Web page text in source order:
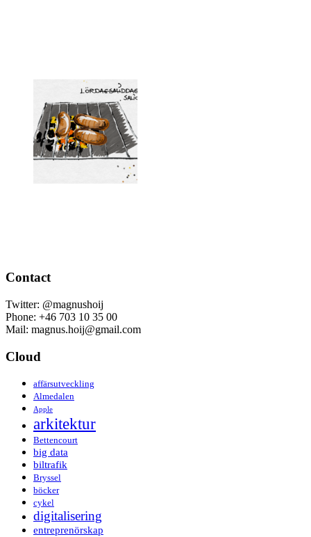
Contact
Twitter: @magnushoij
Phone: +46 703 10 35 00
Mail: magnus.hoij@gmail.com
Cloud
affärsutveckling
Almedalen
Apple
arkitektur
Bettencourt
big data
biltrafik
Bryssel
böcker
cykel
digitalisering
entreprenörskap